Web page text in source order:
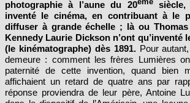
inventé le cinéma, en contribuant à le
diffuser à grande échelle ; là ou
Kennedy Laurie Dickson n’ont qu’inventé
(le kinématographe) dès 1891. Pour
demeure : comment les frères Lumières
paternité de cette invention, quand bien
affichaient un retard de quatre ans par
réponse proviendra de leur père, Antoine
dans le dispositif de l’Américain, une